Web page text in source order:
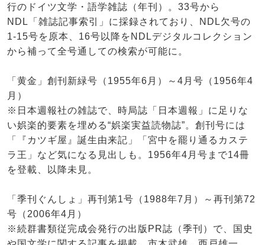
行のドイツ文学・語学雑誌（年刊）。33号から
NDL「雑誌記事索引」に採録されており、NDL欠号の
1-15号を原本、16号以降をNDLデジタルコレクション
から補って全号通しての検索が可能に。
「黄金」創刊新緑号（1955年6月）～4月号（1956年4
月）
※日本週報社の雑誌で、時局誌「日本週報」に足りな
い娯楽的要素を埋める“娯楽実益読物誌”。創刊号には
「『カツギ屋』誕生由来記」「宮中を罷り通るカステ
ラ王」など気になる見出しも。1956年4月号まで14冊
を登載、以降未見。
「季刊ぐんしょ」再刊第1号（1988年7月）～再刊第72
号（2006年4月）
※続群書類従完成会発行の出版PR誌（季刊）で、国史